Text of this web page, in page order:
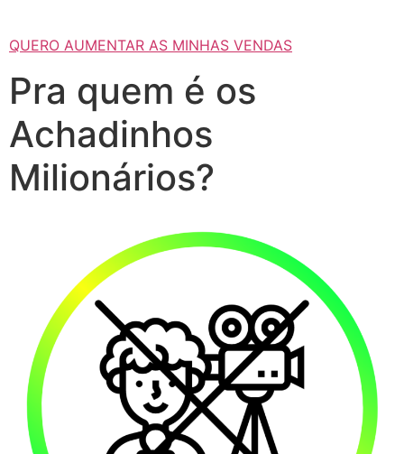
QUERO AUMENTAR AS MINHAS VENDAS
Pra quem é os
Achadinhos
Milionários?